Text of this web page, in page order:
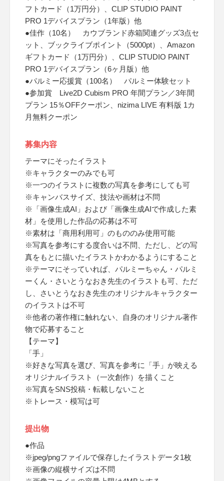
フトカード（1万円分）、CLIP STUDIO PAINT
PRO 1デバイスプラン（1年版）他
●佳作（10名） カウブランド赤箱関連グッズ3点セ
ット、ブックライブポイント（5000pt）、Amazon
ギフトカード（1万円分）、CLIP STUDIO PAINT
PRO 1デバイスプラン（6ヶ月版）他
●パルミー応援賞（100名） パルミー体験セット
●参加賞 Live2D Cubism PRO 年間プラン／3年間
プラン 15％OFFクーポン、nizima LIVE 有料版 1カ
月無料クーポン
募集内容
テーマにそったイラスト
※キャラクターのみでも可
※一つのイラストに複数の写真を参考にしても可
※キャンバスサイズ、技法や画材は不問
※「画像生成AI」および「画像生成AIで作成した素
材」を使用した作品の応募は不可
※素材は「商用利用可」のもののみ使用可能
※写真を参考にする度合いは不問、ただし、どの写
真をもとに描いたイラストかわかるようにすること
※テーマにそっていれば、パルミーちゃん・パルミ
ーくん・さいとうなおき先生のイラストも可、ただ
し、さいとうなおき先生のオリジナルキャラクター
のイラストは不可
※他者の著作権に触れない、自身のオリジナル著作
物で応募すること
【テーマ】
「手」
※好きな写真を選び、写真を参考に「手」が映える
オリジナルイラスト（一次創作）を描くこと
※写真をSNS投稿・転載しないこと
※トレース・模写は可
提出物
●作品
※jpeg/pngファイルで保存したイラストデータ1枚
※画像の縦横サイズは不問